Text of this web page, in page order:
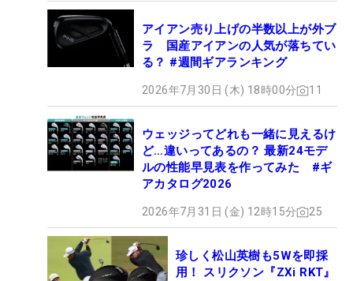
アイアン売り上げの半数以上が外ブ
ラ 国産アイアンの人気が落ちてい
る？ #週間ギアランキング
2026年7月30日 (木) 18時00分 11
ウェッジってどれも一緒に見えるけ
ど…違いってあるの？ 最新24モデ
ルの性能早見表を作ってみた #ギ
アカタログ2026
2026年7月31日 (金) 12時15分 25
珍しく松山英樹も5Wを即採
用！ スリクソン『ZXi RKT』